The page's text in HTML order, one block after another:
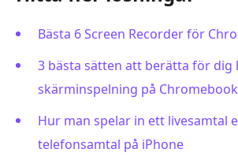
Bästa 6 Screen Recorder för
3 bästa sätten att berätta för dig
skärminspelning på Chromebook
Hur man spelar in ett livesamtal
telefonsamtal på iPhone